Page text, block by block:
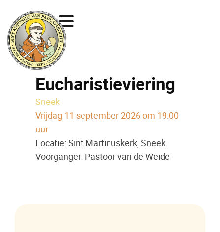
Eucharistieviering
Sneek
Vrijdag 11 september 2026 om 19:00
uur
Locatie: Sint Martinuskerk, Sneek
Voorganger: Pastoor van de Weide